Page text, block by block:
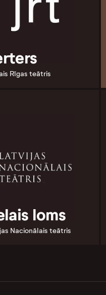
Rīgas teātris
loms
Nacionālais teātris